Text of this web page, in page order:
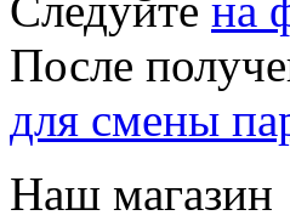
После
для смены
Наш магазин